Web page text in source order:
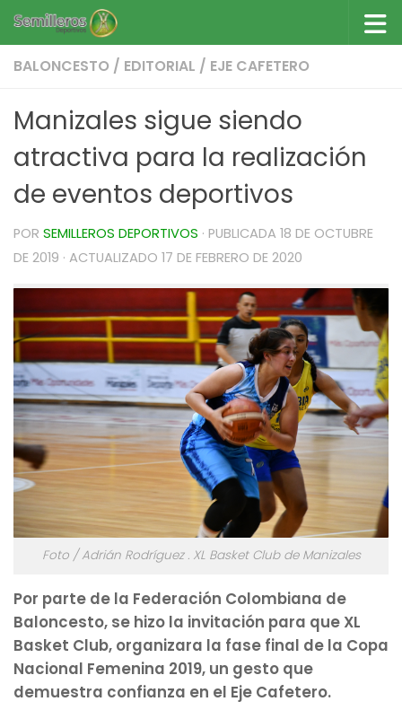
Saltar al contenido
BALONCESTO / EDITORIAL / EJE CAFETERO
Manizales sigue siendo
atractiva para la realización
de eventos deportivos
POR SEMILLEROS DEPORTIVOS · PUBLICADA 18 DE OCTUBRE
DE 2019 · ACTUALIZADO 17 DE FEBRERO DE 2020
Foto / Adrián Rodríguez . XL Basket Club de Manizales
Por parte de la Federación Colombiana de
Baloncesto, se hizo la invitación para que XL
Basket Club, organizara la fase final de la Copa
Nacional Femenina 2019, un gesto que
demuestra confianza en el Eje Cafetero.